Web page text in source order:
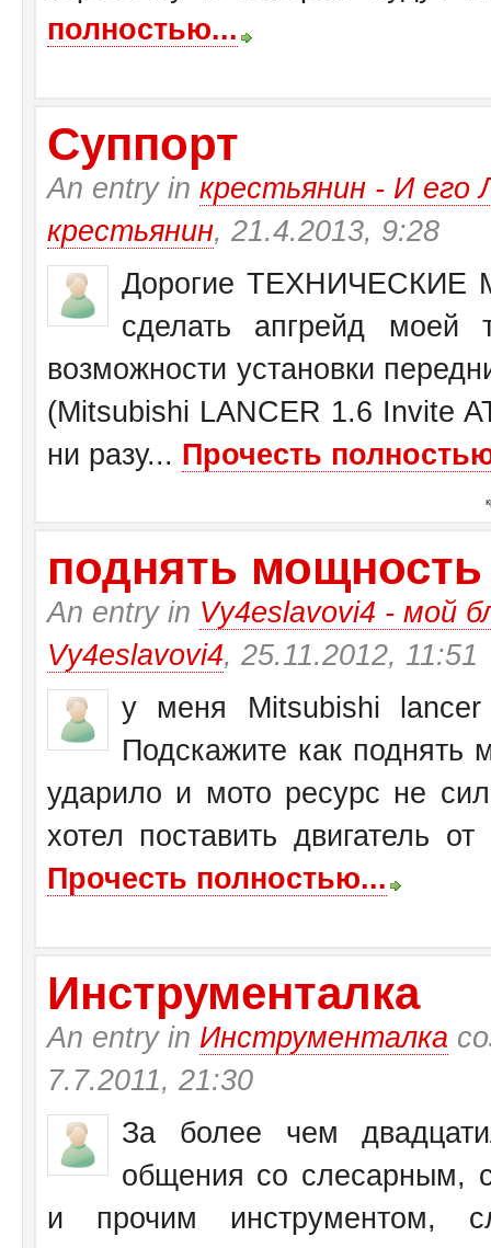
полностью...
Суппорт
An entry in крестьянин - И
крестьянин, 21.4.2013, 9:28
Дорогие ТЕХНИЧЕСКИЕ
сделать апгрейд моей
возможности установки
(Mitsubishi LANCER 1.6 Invite
ни разу... Прочесть
поднять
An entry in Vy4eslavovi4 - мой
Vy4eslavovi4, 25.11.2012, 11:51
у меня Mitsubishi
Подскажите как поднять
ударило и мото ресурс не
хотел поставить двигатель
Прочесть полностью...
Инструменталка
An entry in Инструменталка
7.7.2011, 21:30
За более чем
общения со слесарным,
и прочим инструментом,